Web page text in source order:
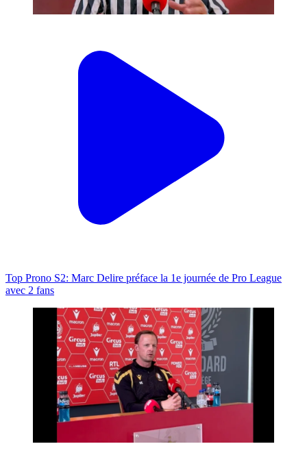
Top Prono S2: Marc Delire préface la 1e journée de Pro League
avec 2 fans